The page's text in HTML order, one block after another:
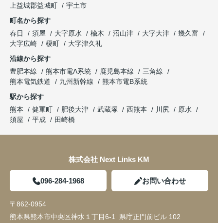
上益城郡益城町
宇土市
町名から探す
春日
須屋 大字原水 楡木 沼山津 大字大津
幾久富
大字広崎
榎町
大字津久礼
沿線から探す
豊肥本線
熊本市電A系統 鹿児島本線
三角線
熊本電気鉄道
九州新幹線
熊本市電B系統
駅から探す
熊本
健軍町 肥後大津 武蔵塚 西熊本 川尻
原水
須屋
平成 田崎橋
株式会社 Next Links KM
096-284-1968 お問い合わせ
〒862-0954
熊本県熊本市中央区神水１丁目6-1 県庁正門前ビル 102